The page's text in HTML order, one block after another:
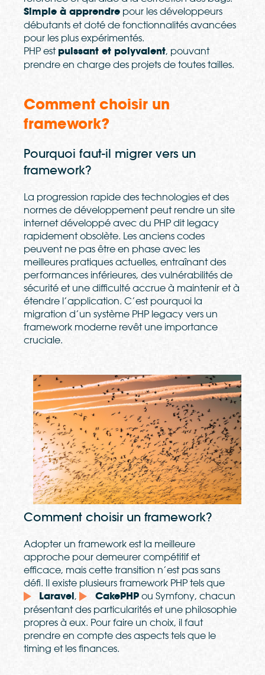
Simple à apprendre pour les développeurs
débutants et doté de fonctionnalités avancées
pour les plus expérimentés.
PHP est puissant et polyvalent, pouvant
prendre en charge des projets de toutes tailles.
Comment choisir un
framework?
Pourquoi faut-il migrer vers un
framework?
La progression rapide des technologies et des
normes de développement peut rendre un site
internet développé avec du PHP dit legacy
rapidement obsolète. Les anciens codes
peuvent ne pas être en phase avec les
meilleures pratiques actuelles, entraînant des
performances inférieures, des vulnérabilités de
sécurité et une difficulté accrue à maintenir et à
étendre l’application. C’est pourquoi la
migration d’un système PHP legacy vers un
framework moderne revêt une importance
cruciale.
Comment choisir un framework?
Adopter un framework est la meilleure
approche pour demeurer compétitif et
efficace, mais cette transition n’est pas sans
défi. Il existe plusieurs framework PHP tels que
Laravel, CakePHPou Symfony, chacun
présentant des particularités et une philosophie
propres à eux. Pour faire un choix, il faut
prendre en compte des aspects tels que le
timing et les finances.